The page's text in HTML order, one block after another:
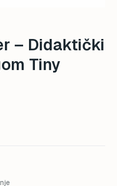
– Didaktički
Tiny